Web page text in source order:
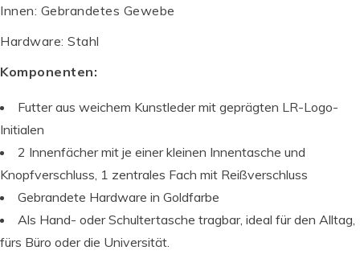
Innen: Gebrandetes Gewebe
Hardware: Stahl
Komponenten:
Futter aus weichem Kunstleder mit geprägten LR-Logo-
Initialen
2 Innenfächer mit je einer kleinen Innentasche und
Knopfverschluss, 1 zentrales Fach mit Reißverschluss
Gebrandete Hardware in Goldfarbe
Als Hand- oder Schultertasche tragbar, ideal für den Alltag,
fürs Büro oder die Universität.